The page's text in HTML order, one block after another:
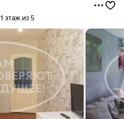
1 этаж из 5